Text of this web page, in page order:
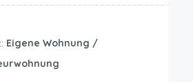
Eigene Wohnung /